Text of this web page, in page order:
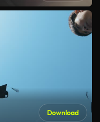
Download